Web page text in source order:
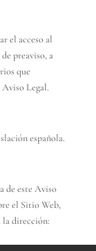
el acceso al
preaviso, a
que
Legal.
española.
de este Aviso
el Sitio Web,
la dirección: